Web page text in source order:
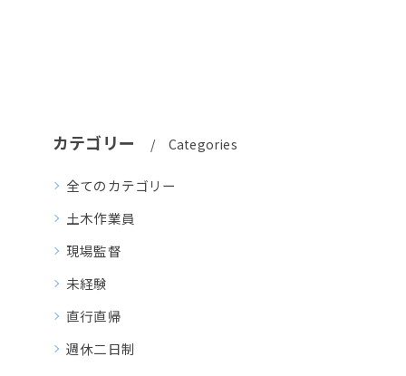
カテゴリー Categories
全てのカテゴリー
土木作業員
現場監督
未経験
直行直帰
週休二日制